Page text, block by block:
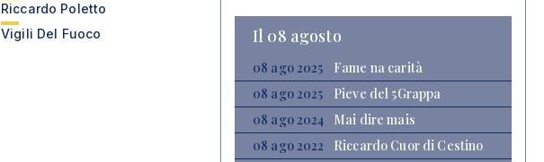
Riccardo Poletto
Vigili Del Fuoco
Il 08 agosto
08 ago 2025
Fame na carità
08 ago 2025
Pieve del 5Grappa
08 ago 2024
Mai dire mais
08 ago 2022
Riccardo Cuor di Cestino